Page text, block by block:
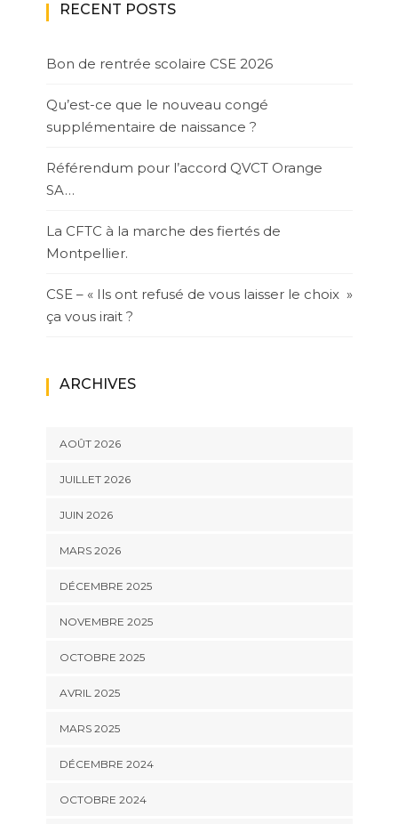
RECENT POSTS
Bon de rentrée scolaire CSE 2026
Qu’est-ce que le nouveau congé
supplémentaire de naissance ?
Référendum pour l’accord QVCT Orange
SA…
La CFTC à la marche des fiertés de
Montpellier.
CSE – « Ils ont refusé de vous laisser le choix »
ça vous irait ?
ARCHIVES
AOÛT 2026
JUILLET 2026
JUIN 2026
MARS 2026
DÉCEMBRE 2025
NOVEMBRE 2025
OCTOBRE 2025
AVRIL 2025
MARS 2025
DÉCEMBRE 2024
OCTOBRE 2024